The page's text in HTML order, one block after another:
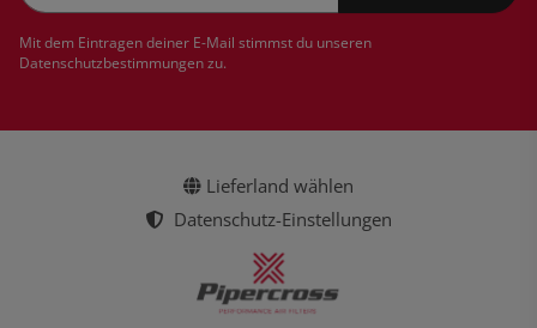
Mit dem Eintragen deiner E-Mail stimmst du unseren
Datenschutzbestimmungenzu.
Lieferland wählen
Datenschutz-Einstellungen